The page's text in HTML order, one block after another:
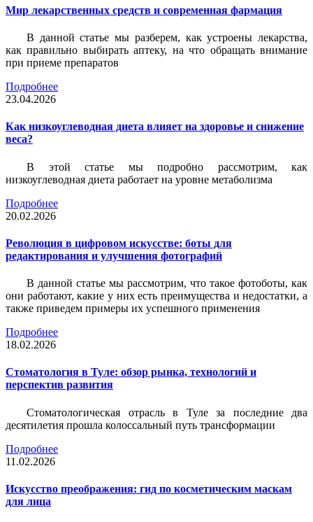
Мир лекарственных средств и современная фармация
В данной статье мы разберем, как устроены лекарства,
как правильно выбирать аптеку, на что обращать внимание
при приеме препаратов
Подробнее
23.04.2026
Как низкоуглеводная диета влияет на здоровье и снижение
веса?
В этой статье мы подробно рассмотрим, как
низкоуглеводная диета работает на уровне метаболизма
Подробнее
20.02.2026
Революция в цифровом искусстве: боты для
редактирования и улучшения фотографий
В данной статье мы рассмотрим, что такое фотоботы, как
они работают, какие у них есть преимущества и недостатки, а
также приведем примеры их успешного применения
Подробнее
18.02.2026
Стоматология в Туле: обзор рынка, технологий и
перспектив развития
Стоматологическая отрасль в Туле за последние два
десятилетия прошла колоссальный путь трансформации
Подробнее
11.02.2026
Искусство преображения: гид по косметическим маскам
для лица